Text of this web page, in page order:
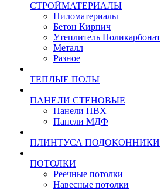
СТРОЙМАТЕРИАЛЫ
Пиломатериалы
Бетон Кирпич
Утеплитель Поликарбонат
Металл
Разное
ТЕПЛЫЕ ПОЛЫ
ПАНЕЛИ СТЕНОВЫЕ
Панели ПВХ
Панели МДФ
ПЛИНТУСА ПОДОКОННИКИ
ПОТОЛКИ
Реечные потолки
Навесные потолки